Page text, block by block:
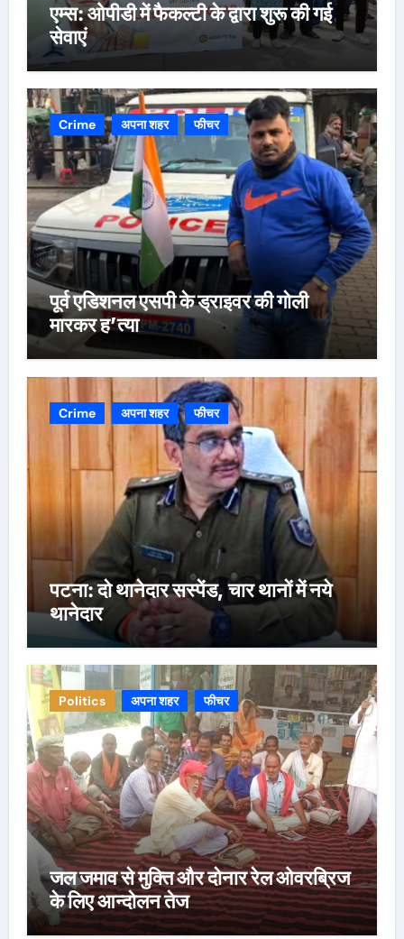
एम्स: ओपीडी में फैकल्टी के द्वारा शुरू की गई
सेवाएं
Crime अपना शहर फीचर
पूर्व एडिशनल एसपी के ड्राइवर की गोली
मारकर ह’त्या
Crime अपना शहर फीचर
पटना: दो थानेदार सस्पेंड, चार थानों में नये
थानेदार
Politics अपना शहर फीचर
जल जमाव से मुक्ति और दोनार रेल ओवरब्रिज
के लिए आन्दोलन तेज